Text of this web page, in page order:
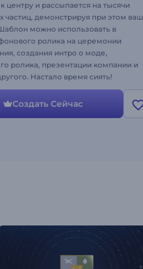
центру и рассыпается на тысячи
частиц, демонстрируя при этом ваш
можно использовать в
ролика на церемонии
создания интро о моде,
ролика, презентации компании и
Настало время сиять!
Создать Сейчас